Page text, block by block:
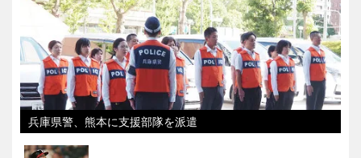
兵庫県警、熊本に支援部隊を派遣